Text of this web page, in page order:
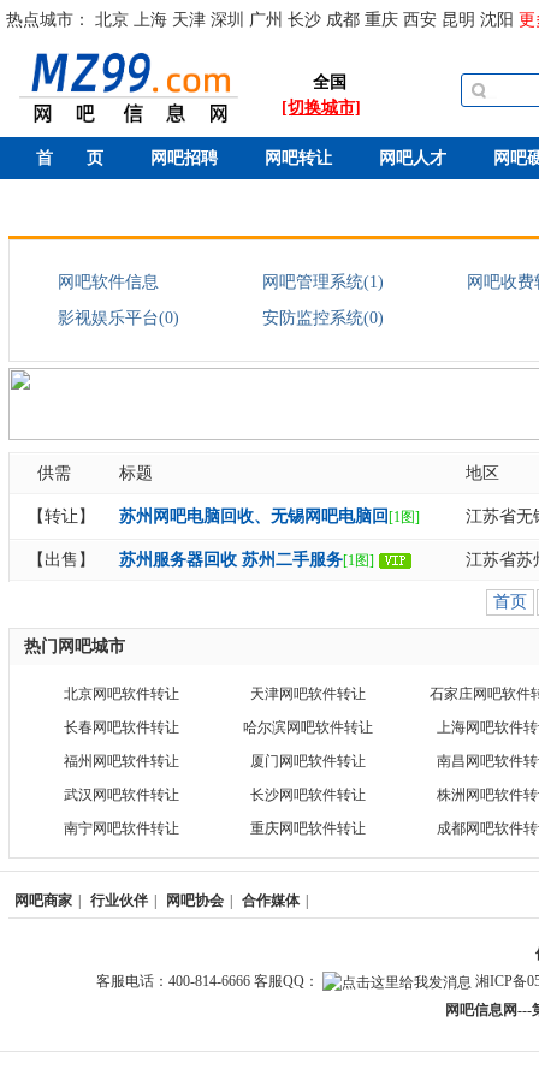
热点城市： 北京 上海 天津 深圳 广州 长沙 成都 重庆 西安 昆明 沈阳 更
全国
[切换城市]
首 页 网吧招聘 网吧转让 网吧人才 网吧
网吧软件信息 网吧管理系统(1)
网吧收费
影视娱乐平台(0)
安防监控系统(0)
供需 标题 地区
【转让】 苏州网吧电脑回收、无锡网吧电脑回 [1图] 江苏省无
【出售】 苏州服务器回收 苏州二手服务[1图] 江苏省苏
首页
热门网吧城市
北京网吧软件转让 天津网吧软件转让
石家庄网吧软件
长春网吧软件转让
哈尔滨网吧软件转让
上海网吧软件
福州网吧软件转让
厦门网吧软件转让
南昌网吧软件
武汉网吧软件转让
长沙网吧软件转让
株洲网吧软件
南宁网吧软件转让
重庆网吧软件转让 成都网吧软件
网吧商家 行业伙伴 网吧协会 合作媒体
客服电话：400-814-6666 客服QQ：
湘ICP备
网吧信息网---